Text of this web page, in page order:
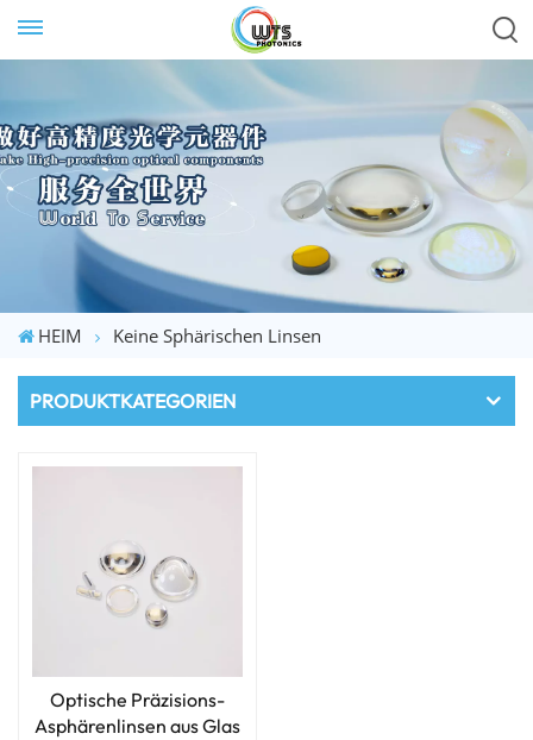
HEIM Keine Sphärischen Linsen
PRODUKTKATEGORIEN
Optische Präzisions-
Asphärenlinsen aus Glas